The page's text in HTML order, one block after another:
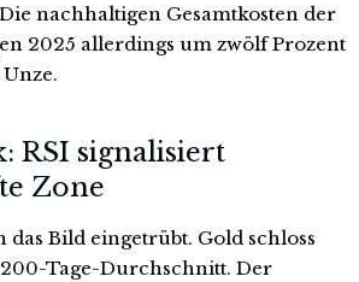
nachhaltigen Gesamtkosten der
2025 allerdings um zwölf Prozent
RSI signalisiert
Zone
das Bild eingetrübt. Gold schloss
Tage-Durchschnitt. Der